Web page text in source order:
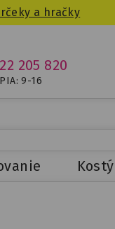
a hračky
205 820
9-16